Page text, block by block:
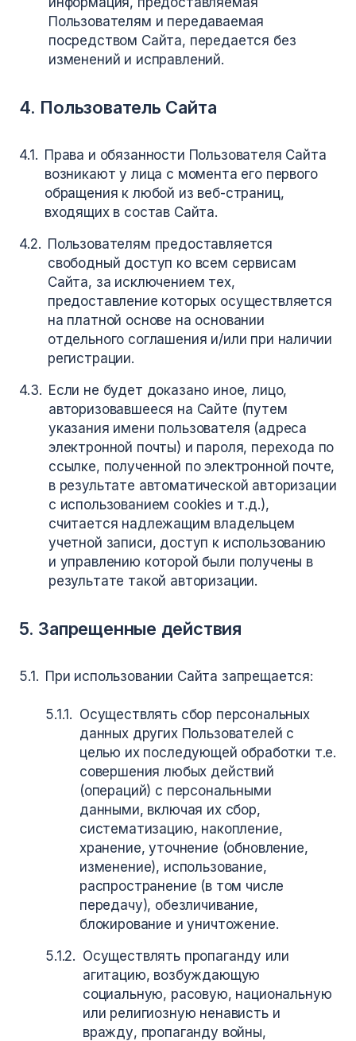
Пользователям и передаваемая
посредством Сайта, передается без
изменений и исправлений.
4. Пользователь Сайта
Права и обязанности Пользователя Сайта
возникают у лица с момента его первого
обращения к любой из веб-страниц,
входящих в состав Сайта.
Пользователям предоставляется
свободный доступ ко всем сервисам
Сайта, за исключением тех,
предоставление которых осуществляется
на платной основе на основании
отдельного соглашения и/или при наличии
регистрации.
Если не будет доказано иное, лицо,
авторизовавшееся на Сайте (путем
указания имени пользователя (адреса
электронной почты) и пароля, перехода по
ссылке, полученной по электронной почте,
в результате автоматической авторизации
с использованием cookies и т.д.),
считается надлежащим владельцем
учетной записи, доступ к использованию
и управлению которой были получены в
результате такой авторизации.
5. Запрещенные действия
При использовании Сайта запрещается:
Осуществлять сбор персональных
данных других Пользователей с
целью их последующей обработки т.е.
совершения любых действий
(операций) с персональными
данными, включая их сбор,
систематизацию, накопление,
хранение, уточнение (обновление,
изменение), использование,
распространение (в том числе
передачу), обезличивание,
блокирование и уничтожение.
Осуществлять пропаганду или
агитацию, возбуждающую
социальную, расовую, национальную
или религиозную ненависть и
вражду, пропаганду войны,